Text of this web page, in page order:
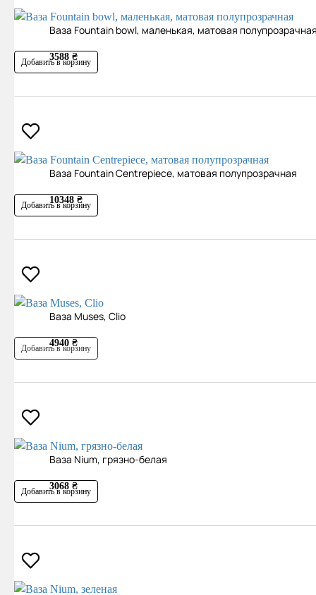
Ваза Fountain bowl, маленькая, матовая
3588 ₴
Добавить в корзину
Ваза Fountain Centrepiece, матовая полупрозрачная
10348 ₴
Добавить в корзину
Ваза Muses, Clio
4940 ₴
Добавить в корзину
Ваза Nium, грязно-белая
3068 ₴
Добавить в корзину